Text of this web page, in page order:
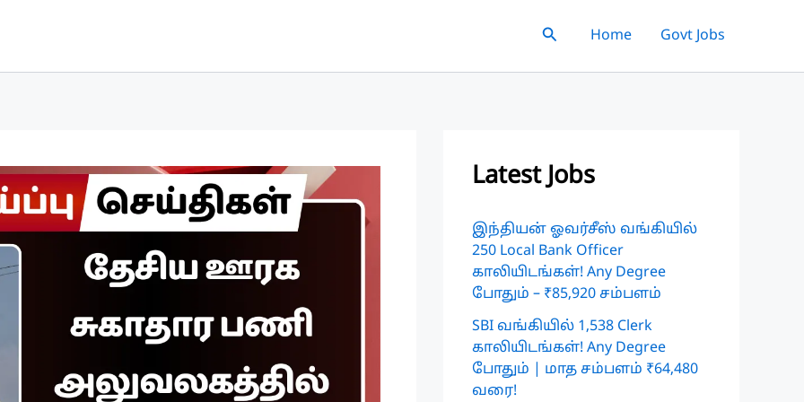
SearchHome Govt Jobs
Latest Jobs
இந்தியன் ஓவர்சீஸ் வங்கியில்
250 Local Bank Officer
காலியிடங்கள்! Any Degree
போதும் – ₹85,920 சம்பளம்
SBI வங்கியில் 1,538 Clerk
காலியிடங்கள்! Any Degree
போதும் | மாத சம்பளம் ₹64,480
வரை!